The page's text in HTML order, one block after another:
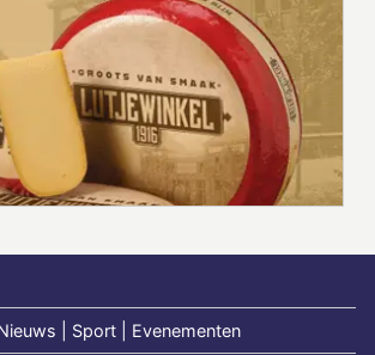
| Sport | Evenementen